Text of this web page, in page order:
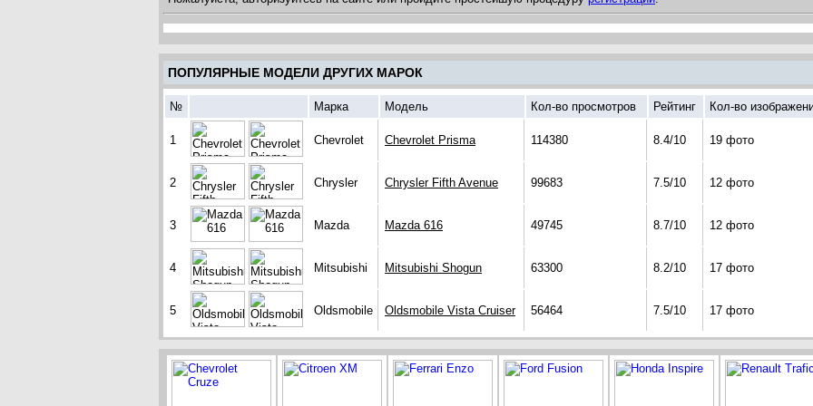
ПОПУЛЯРНЫЕ МОДЕЛИ ДРУГИХ МАРОК
№ Марка Модель Кол-во просмотров Рейтинг Кол-во
1 Chevrolet Chevrolet Prisma 114380 8.4/10 19 фото
2 Chrysler Chrysler Fifth Avenue 99683 7.5/10 12 фото
3 Mazda Mazda 616 49745 8.7/10 12 фото
4 Mitsubishi Mitsubishi Shogun 63300 8.2/10 17 фото
5 Oldsmobile Oldsmobile Vista Cruiser 56464 7.5/10 17 фото